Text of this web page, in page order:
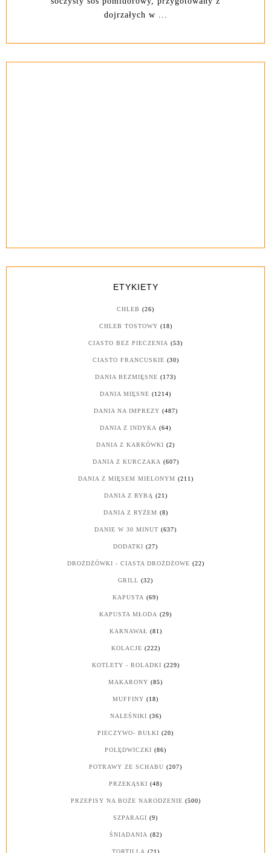
dojrzałych w ...
ETYKIETY
CHLEB (26)
CHLEB TOSTOWY (18)
CIASTO BEZ PIECZENIA (53)
CIASTO FRANCUSKIE (30)
DANIA BEZMIĘSNE (173)
DANIA MIĘSNE (1214)
DANIA NA IMPREZY (487)
DANIA Z INDYKA (64)
DANIA Z KARKÓWKI (2)
DANIA Z KURCZAKA (607)
DANIA Z MIĘSEM MIELONYM (211)
DANIA Z RYBĄ (21)
DANIA Z RYŻEM (8)
DANIE W 30 MINUT (637)
DODATKI (27)
DROŻDŻÓWKI - CIASTA DROŻDŻOWE (22)
GRILL (32)
KAPUSTA (69)
KAPUSTA MŁODA (29)
KARNAWAŁ (81)
KOLACJE (222)
KOTLETY - ROLADKI (229)
MAKARONY (85)
MUFFINY (18)
NALEŚNIKI (36)
PIECZYWO- BUŁKI (20)
POLĘDWICZKI (86)
POTRAWY ZE SCHABU (207)
PRZEKĄSKI (48)
PRZEPISY NA BOŻE NARODZENIE (500)
SZPARAGI (9)
ŚNIADANIA (82)
TORTILLA (21)